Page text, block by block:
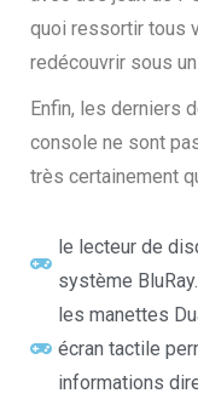
quoi ressortir tous
redécouvrir sous
Enfin, les derniers
console ne sont
très certainement
le lecteur de
système BluRay.
les manettes
écran tactile
informations